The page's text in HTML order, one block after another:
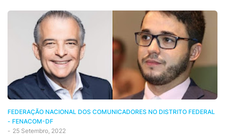
FEDERAÇÃO NACIONAL DOS COMUNICADORES NO DISTRITO FEDERAL
- FENACOM-DF
- 25 Setembro, 2022